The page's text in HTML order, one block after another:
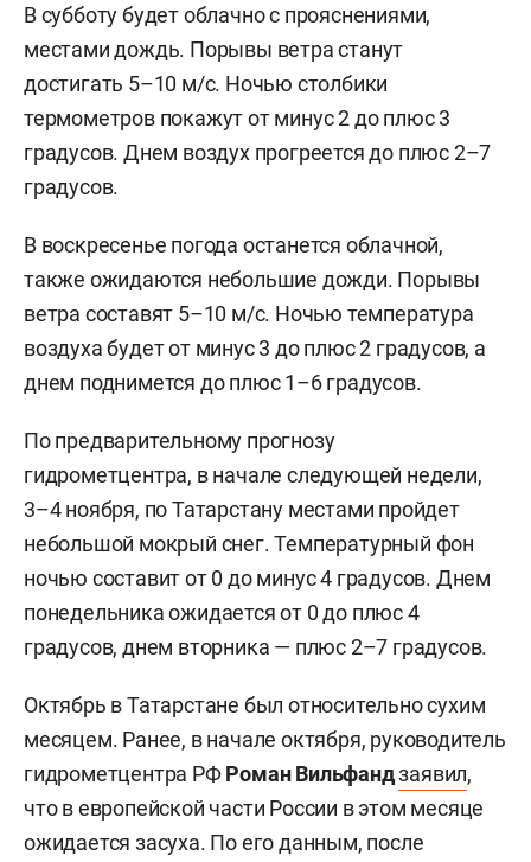
В субботу будет облачно с прояснениями,
местами дождь. Порывы ветра станут
достигать 5–10 м/с. Ночью столбики
термометров покажут от минус 2 до плюс 3
градусов. Днем воздух прогреется до плюс 2–7
градусов.
В воскресенье погода останется облачной,
также ожидаются небольшие дожди. Порывы
ветра составят 5–10 м/с. Ночью температура
воздуха будет от минус 3 до плюс 2 градусов, а
днем поднимется до плюс 1–6 градусов.
По предварительному прогнозу
гидрометцентра, в начале следующей недели,
3–4 ноября, по Татарстану местами пройдет
небольшой мокрый снег. Температурный фон
ночью составит от 0 до минус 4 градусов. Днем
понедельника ожидается от 0 до плюс 4
градусов, днем вторника — плюс 2–7 градусов.
Октябрь в Татарстане был относительно сухим
месяцем. Ранее, в начале октября, руководитель
гидрометцентра РФРоман Вильфандзаявил,
что в европейской части России в этом месяце
ожидается засуха. По его данным, после